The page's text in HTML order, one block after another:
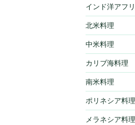
インド洋アフ
北米料理
中米料理
カリブ海料理
南米料理
ポリネシア料理
メラネシア料理